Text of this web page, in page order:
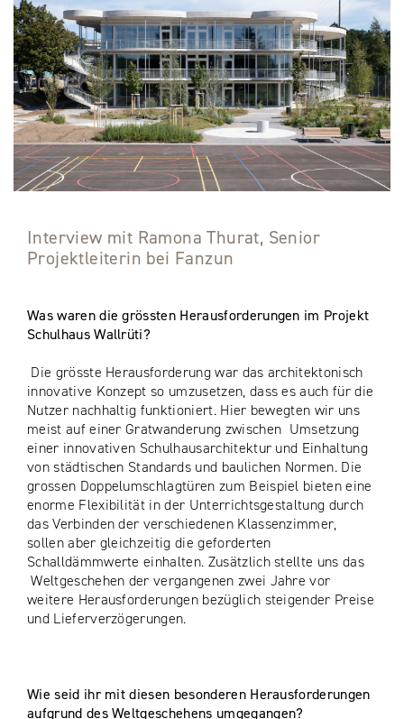
Interview mit Ramona Thurat, Senior
Projektleiterin bei Fanzun
Was waren die grössten Herausforderungen im Projekt
Schulhaus Wallrüti?
Die grösste Herausforderung war das architektonisch
innovative Konzept so umzusetzen, dass es auch für die
Nutzer nachhaltig funktioniert. Hier bewegten wir uns
meist auf einer Gratwanderung zwischen Umsetzung
einer innovativen Schulhausarchitektur und Einhaltung
von städtischen Standards und baulichen Normen. Die
grossen Doppelumschlagtüren zum Beispiel bieten eine
enorme Flexibilität in der Unterrichtsgestaltung durch
das Verbinden der verschiedenen Klassenzimmer,
sollen aber gleichzeitig die geforderten
Schalldämmwerte einhalten. Zusätzlich stellte uns das
Weltgeschehen der vergangenen zwei Jahre vor
weitere Herausforderungen bezüglich steigender Preise
und Lieferverzögerungen.
Wie seid ihr mit diesen besonderen Herausforderungen
aufgrund des Weltgeschehens umgegangen?